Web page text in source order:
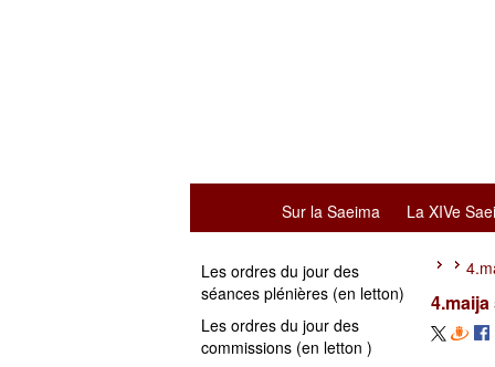
Sur la Saeima La XIVe
Les ordres du jour des
séances plénières (en letton)
Les ordres du jour des
commissions (en letton )